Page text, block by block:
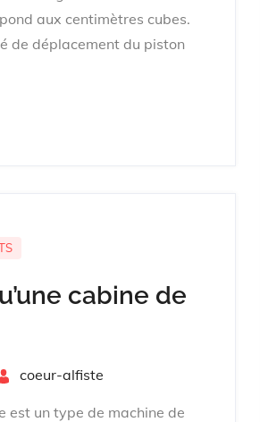
aux centimètres cubes.
de déplacement du piston
cabine de
coeur-alfiste
est un type de machine de